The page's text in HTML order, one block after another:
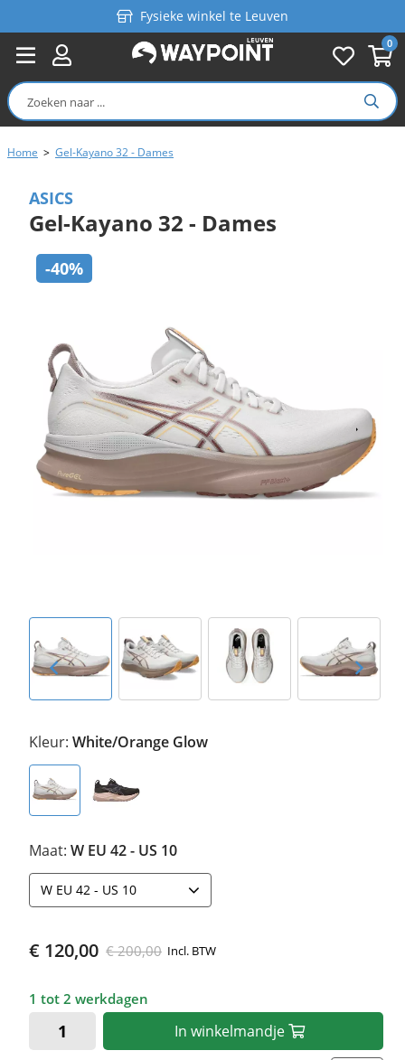
0
Fysieke winkel te Leuven
Persoonlijk advies
Gratis verzending in België vanaf €99
Home > Gel-Kayano 32 - Dames
ASICS
Gel-Kayano 32 - Dames
-40%
Kleur: White/Orange Glow
Maat: W EU 42 - US 10
W EU 42 - US 10
€ 200,00
€ 120,00 Incl. BTW
1 tot 2 werkdagen
In winkelmandje